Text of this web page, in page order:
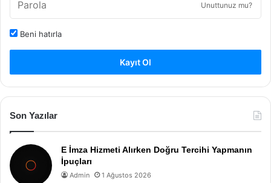
Unuttunuz mu?
Beni hatırla
Kayıt Ol
Son Yazılar
E İmza Hizmeti Alırken Doğru Tercihi Yapmanın
İpuçları
Admin 1 Ağustos 2026